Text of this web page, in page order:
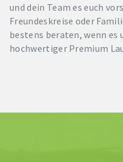
und dein Team es euch
Freundeskreise oder
bestens beraten, wenn es
hochwertiger Premium